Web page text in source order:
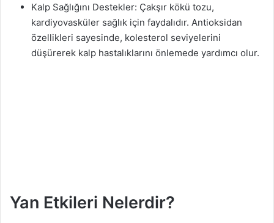
Kalp Sağlığını Destekler: Çakşır kökü tozu,
kardiyovasküler sağlık için faydalıdır. Antioksidan
özellikleri sayesinde, kolesterol seviyelerini
düşürerek kalp hastalıklarını önlemede yardımcı olur.
Yan Etkileri Nelerdir?